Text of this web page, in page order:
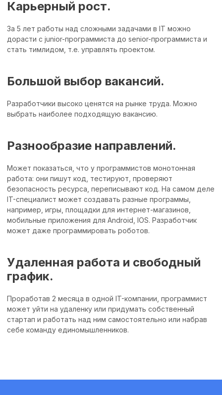
Карьерный рост.
За 5 лет работы над сложными задачами в IT можно
дорасти с junior-программиста до senior-программиста и
стать тимлидом, т.е. управлять проектом.
Большой выбор вакансий.
Разработчики высоко ценятся на рынке труда. Можно
выбрать наиболее подходящую вакансию.
Разнообразие направлений.
Может показаться, что у программистов монотонная
работа: они пишут код, тестируют, проверяют
безопасность ресурса, переписывают код. На самом деле
IT-специалист может создавать разные программы,
например, игры, площадки для интернет-магазинов,
мобильные приложения для Android, IOS. Разработчик
может даже программировать роботов.
Удаленная работа и свободный
график.
Проработав 2 месяца в одной IT-компании, программист
может уйти на удаленку или придумать собственный
стартап и работать над ним самостоятельно или набрав
себе команду единомышленников.